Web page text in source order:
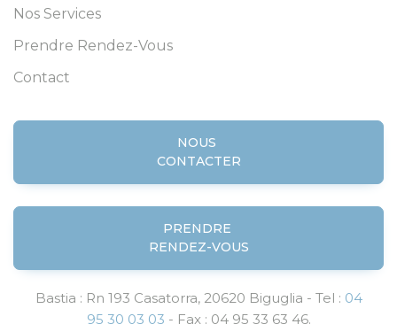
Nos Services
Prendre Rendez-Vous
Contact
NOUS
CONTACTER
PRENDRE
RENDEZ-VOUS
Bastia : Rn 193 Casatorra, 20620 Biguglia - Tel : 04
95 30 03 03 - Fax : 04 95 33 63 46.